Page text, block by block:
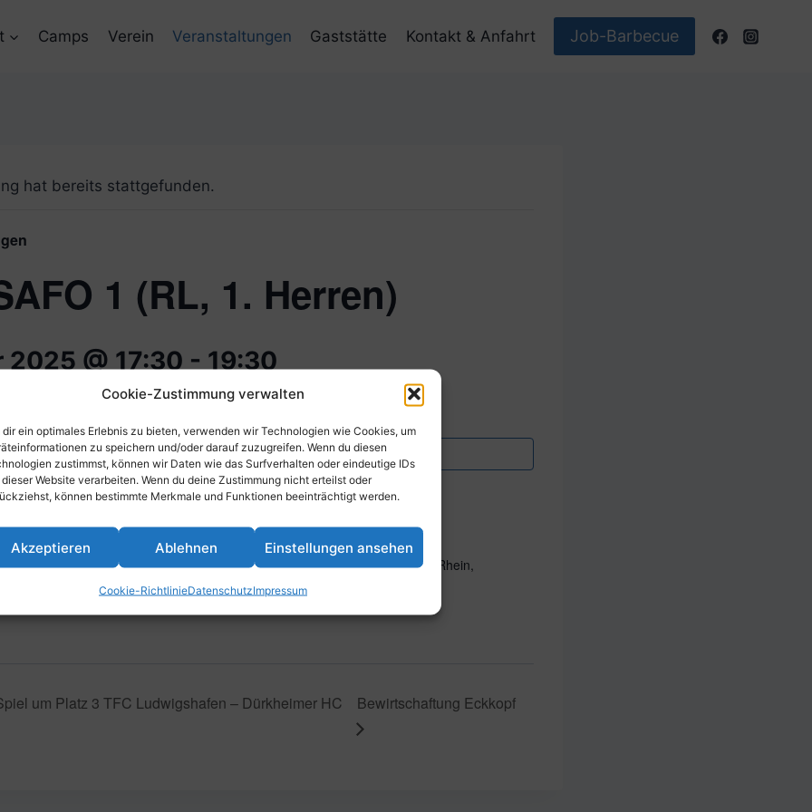
Cookie-Zustimmung verwalten
dir ein optimales Erlebnis zu bieten, verwenden wir Technologien wie Cookies, um
zu speichern und/oder darauf zuzugreifen. Wenn du diesen
zustimmst, können wir Daten wie das Surfverhalten oder eindeutige IDs
Website verarbeiten. Wenn du deine Zustimmung nicht erteilst oder
können bestimmte Merkmale und Funktionen beeinträchtigt werden.
Akzeptieren Ablehnen Einstellungen ansehen
Cookie-RichtlinieDatenschutzImpressum
Camps Verein Veranstaltungen Gaststätte Kontakt & Anfahrt Job-Barbecue
hat bereits stattgefunden.
1 (RL, 1. Herren)
2025 @ 17:30-19:30
VERANSTALTUNGSORT
Parkstraße 43, 67061 Ludwigshafen am Rhein,
Deutschland
um Platz 3 TFC Ludwigshafen – Dürkheimer HC Bewirtschaftung Eckkopf